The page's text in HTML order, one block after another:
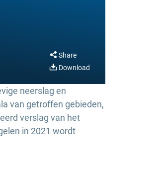
Share
Download
neerslag en
van getroffen gebieden,
verslag van het
in 2021 wordt